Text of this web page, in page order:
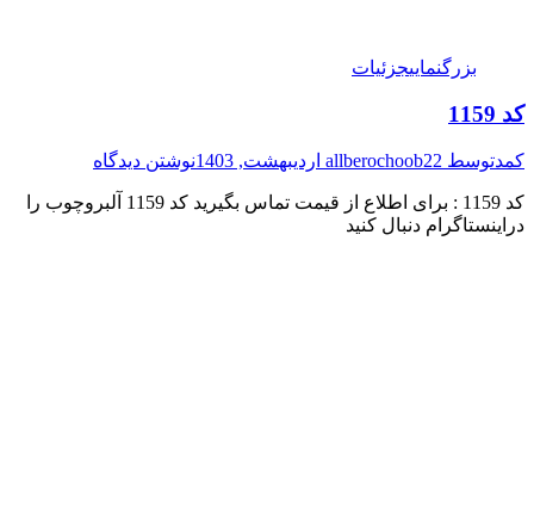
بزرگنماییجزئیات
کد 1159
کمدتوسط allberochoob22 اردیبهشت, 1403 نوشتن دیدگاه
کد 1159 : برای اطلاع از قیمت تماس بگیرید کد 1159 آلبروچوب را
دراینستاگرام دنبال کنید